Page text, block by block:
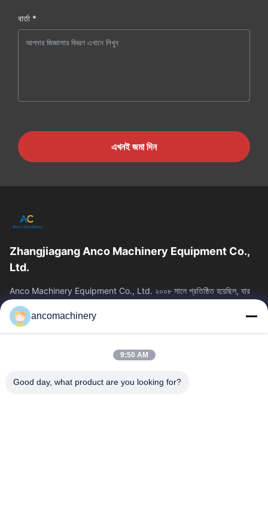
বার্তা *
এখনই জমা দিন
Zhangjiagang Anco Machinery Equipment Co.,
Ltd.
Anco Machinery Equipment Co., Ltd. ২০০৮ সালে প্রতিষ্ঠিত হয়েছিল, যার
সদর দপ্তর চীনের জিয়াংসু প্রদেশের সুঝো সিটির ঝাংজিয়াগাং শহরে অবস্থিত। এটি...
গুরুত্বপূর্ণ সংযোগ
আমাদের সম্পর্কে
কারখানা ভ্রমণ
মান নিয়ন্ত্রণ
ancomachinery
9:50 AM
Good day, what product are you looking for?